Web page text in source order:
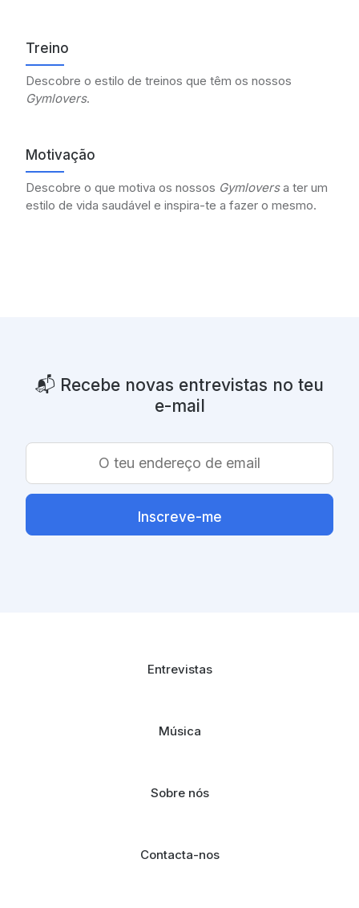
Treino
Descobre o estilo de treinos que têm os nossos
Gymlovers.
Motivação
Descobre o que motiva os nossos Gymloversa ter um
estilo de vida saudável e inspira-te a fazer o mesmo.
📬️ Recebe novas entrevistas no teu
e-mail
Inscreve-me
Entrevistas
Música
Sobre nós
Contacta-nos